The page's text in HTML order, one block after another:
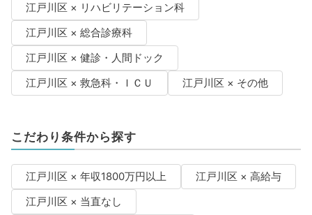
江戸川区 × リハビリテーション科
江戸川区 × 総合診療科
江戸川区 × 健診・人間ドック
江戸川区 × 救急科・ＩＣＵ
江戸川区 × その他
こだわり条件から探す
江戸川区 × 年収1800万円以上
江戸川区 × 高給与
江戸川区 × 当直なし